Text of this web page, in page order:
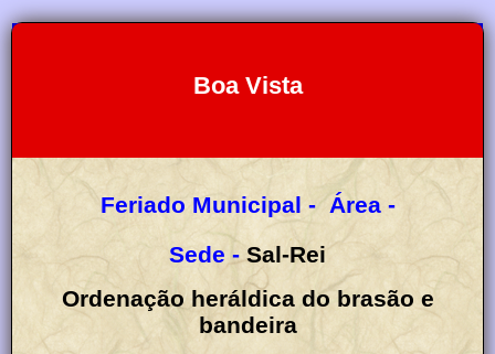
Boa Vista
Feriado Municipal - Área -
Sede -Sal-Rei
Ordenação heráldica do brasão e
bandeira